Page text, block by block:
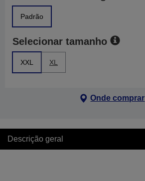
Padrão
Selecionar tamanho
XXL XL
Onde comprar
Descrição geral